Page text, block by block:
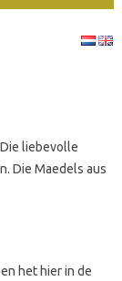
liebevolle
Die Maedels aus
het hier in de